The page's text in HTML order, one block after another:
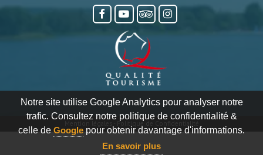
Notre site utilise Google Analytics pour analyser notre
trafic. Consultez notre politique de confidentialité &
celle de Google pour obtenir davantage d'informations.
En savoir plus
Politique de Confidentialité